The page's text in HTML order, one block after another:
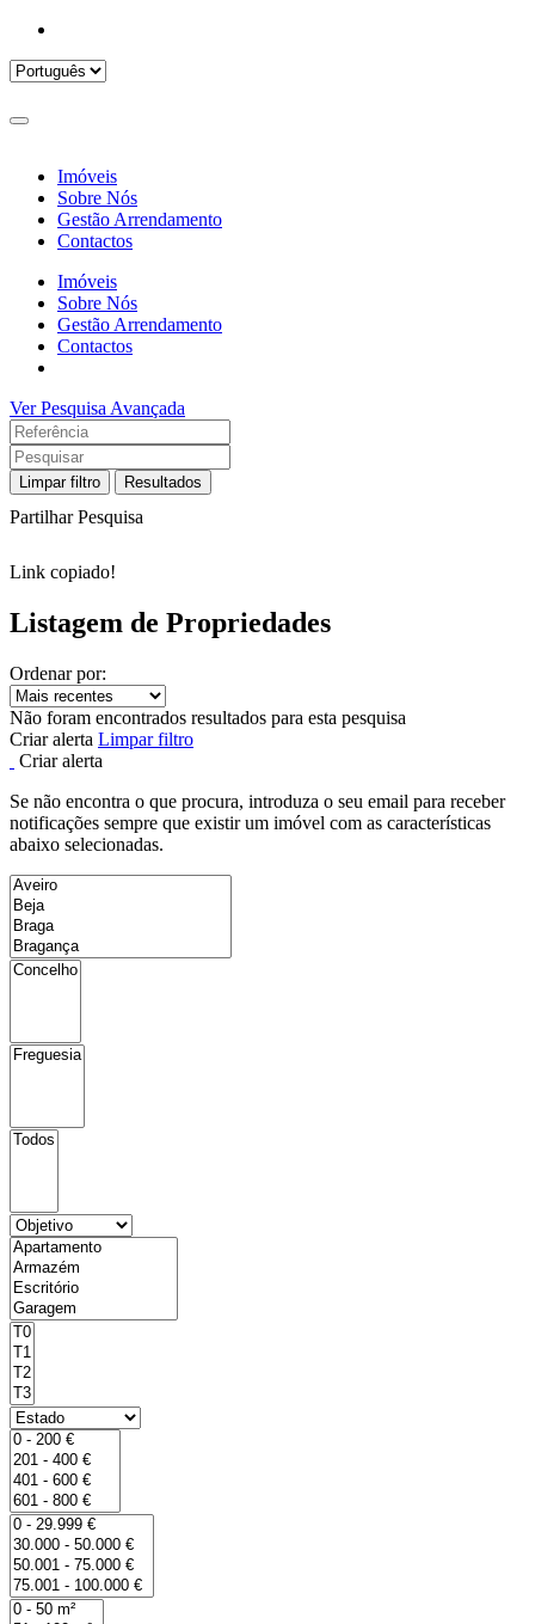
Imóveis
Sobre Nós
Gestão Arrendamento
Contactos
Imóveis
Sobre Nós
Gestão Arrendamento
Contactos
Ver Pesquisa Avançada
Limpar filtro Resultados
Partilhar Pesquisa
Link copiado!
Listagem de Propriedades
Ordenar por:
Não foram encontrados resultados para esta pesquisa
Criar alerta Limpar filtro
Criar alerta
Se não encontra o que procura, introduza o seu email para receber
notificações sempre que existir um imóvel com as características
abaixo selecionadas.